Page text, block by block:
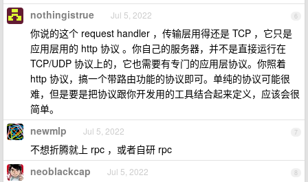
6
nothingistrue Jul 5, 2022
你说的这个 request handler ，传输层用得还是 TCP ，它只是
应用层用的 http 协议 。你自己的服务器，并不是直接运行在
TCP/UDP 协议上的，它也需要有专门的应用层协议。你照着
http 协议，搞一个带路由功能的协议即可。单纯的协议可能很
难，但是要是把协议跟你开发用的工具结合起来定义，应该会很
简单。
7
newmlp Jul 5, 2022
不想折腾就上 rpc ，或者自研 rpc
8
neoblackcap Jul 5, 2022